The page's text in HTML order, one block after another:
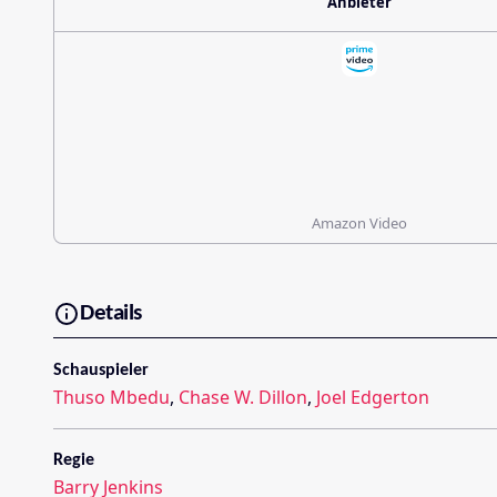
Amazon Video
Details
Schauspieler
Thuso Mbedu, Chase W. Dillon, Joel Edgerton
Regie
Barry Jenkins